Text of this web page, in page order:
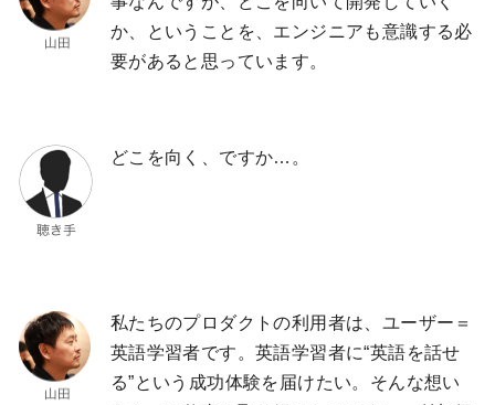
か、ということを、エンジニアも意識する必
要があると思っています。
どこを向く、ですか…。
私たちのプロダクトの利用者は、ユーザー＝
英語学習者です。英語学習者に“英語を話せ
る”という成功体験を届けたい。そんな想い